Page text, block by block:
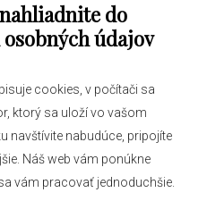
do
údajov
cookies, v počítači sa
ktorý sa uloží vo vašom
navštívite nabudúce, pripojíte
Náš web vám ponúkne
vám pracovať jednoduchšie.